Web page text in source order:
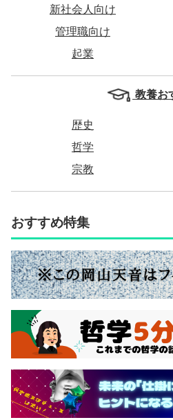
新社会人向け
管理職向け
起業
教養お
歴史
哲学
宗教
おすすめ特集